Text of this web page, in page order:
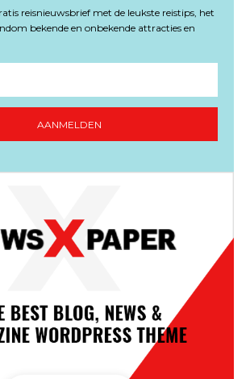
reisnieuwsbrief met de leukste reistips, het
bekende en onbekende attracties en
AANMELDEN